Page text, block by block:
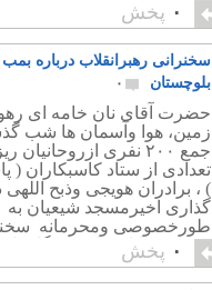
۰ پخش
سخنرانی رهبرانقلاب درباره
بلوچستان
۰
حضرت آقای نان خامه ای
زمین، هوا وآسمان ها شب
جمع ٢٠٠ نفری
تعدادی از ستاد کاسبکاران (
) ، برادران هویجی وذبح
گذاری اخیرمسجد شیعیان به
طورخصوصی ومحرمانه
فرمودند. اتل متل خبرنگارما
دزدکی ویواشکی ازاین
وفضولات امام چهاردهم
۰ پخش